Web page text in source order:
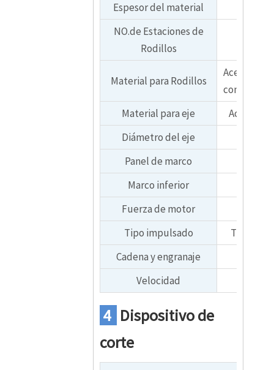
Espesor del material
NO.de Estaciones de
Rodillos
Material para Rodillos
Acero 45#
con cromo
Material para eje
Acero
Diámetro del eje
Panel de marco
Marco inferior
Fuerza de motor
Tipo impulsado
Cadena y engranaje
Velocidad
4 Dispositivo de
corte